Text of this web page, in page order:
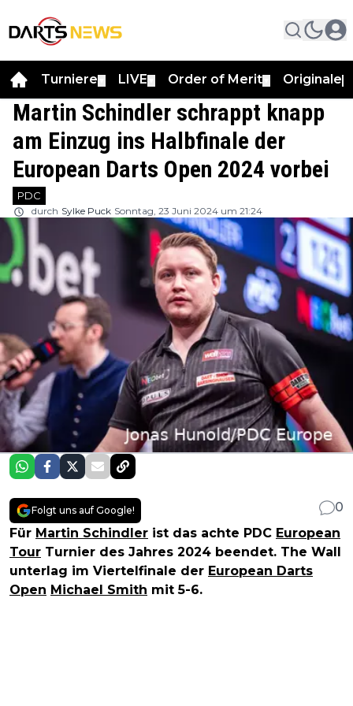
Turniere LIVE Order of Merit Originale
Martin Schindler schrappt knapp
am Einzug ins Halbfinale der
European Darts Open 2024 vorbei
PDC
durch Sylke Puck Sonntag, 23 Juni 2024 um 21:24
Folgt uns auf Google!
0
Für Martin Schindler ist das achte PDC European
Tour Turnier des Jahres 2024 beendet. The Wall
unterlag im Viertelfinale der European Darts
Open Michael Smith mit 5-6.